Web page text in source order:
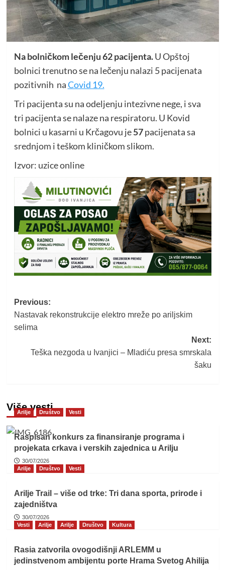
Na bolničkom lečenju 62 pacijenta.U Opštoj
bolnici trenutno se na lečenju nalazi 5 pacijenata
pozitivnih naCovid 19.
Tri pacijenta su na odeljenju intezivne nege, i sva
tri pacijenta se nalaze na respiratoru. U Kovid
bolnici u kasarni u Krčagovu je57pacijenata sa
srednjom i teškom kliničkom slikom.
Izvor: uzice online
Post
navigation
Previous:
Nastavak rekonstrukcije elektro mreže po ariljskim
selima
Next:
Teška nezgoda u Ivanjici – Mladiću presa smrskala
šaku
Više vesti
Arilje Društvo Vesti
Raspisan konkurs za finansiranje programa i
projekata crkava i verskih zajednica u Arilju
30/07/2026
Arilje
Društvo Vesti
Arilje Trail – više od trke: Tri dana sporta, prirode i
zajedništva
30/07/2026
Vesti
Arilje Arilje Društvo Kultura
Rasia zatvorila ovogodišnji ARLEMM u
jedinstvenom ambijentu porte Hrama Svetog Ahilija